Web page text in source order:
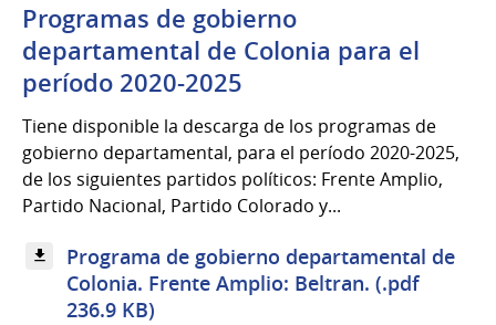
Programas de gobierno
departamental de Colonia para el
período 2020-2025
Tiene disponible la descarga de los programas de
gobierno departamental, para el período 2020-2025,
de los siguientes partidos políticos: Frente Amplio,
Partido Nacional, Partido Colorado y...
Programa de gobierno departamental de
Colonia. Frente Amplio: Beltran. (.pdf
236.9 KB)